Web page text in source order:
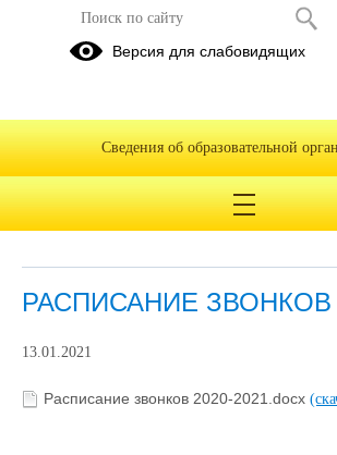
РАСПИСАНИЕ УРОКОВ
2021
Расписание уроков 2020-2021.docx
РАСПИСАНИЕ ЗВОНКОВ
13.01.2021
Расписание звонков 2020-2021.docx
Версия для слабовидящих
Сведения об образовательной